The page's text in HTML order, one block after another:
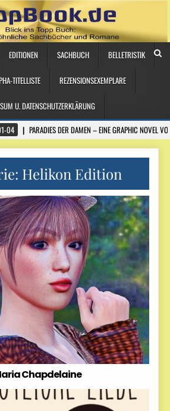
EDITIONEN SACHBUCH BELLETRISTIK
TITELLISTE REZENSIONSEXEMPLARE
U. DATENSCHUTZERKLÄRUNG
04 PARADIES DER DAMEN – EINE GRAPHIC NOVEL
Helikon Edition
Chapdelaine